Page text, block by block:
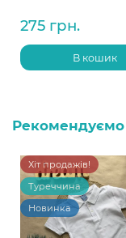
275 грн.
В кошик
Рекомендуємо
Хіт продажів!
Туреччина
Новинка